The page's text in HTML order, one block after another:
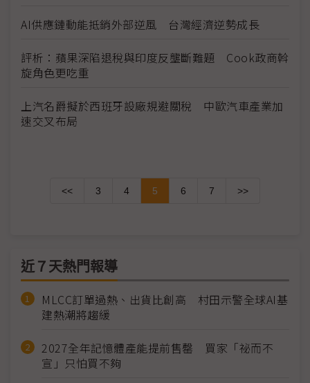
AI供應鏈動能抵銷外部逆風 台灣經濟逆勢成長
評析：蘋果深陷退稅與印度反壟斷難題 Cook政商斡
旋角色更吃重
上汽名爵擬於西班牙設廠規避關稅 中歐汽車產業加
速交叉布局
<< 3 4 5 6 7 >>
近７天熱門報導
MLCC訂單過熱、出貨比創高 村田示警全球AI基
建熱潮將趨緩
2027全年記憶體產能提前售罄 買家「祕而不
宣」只怕買不夠